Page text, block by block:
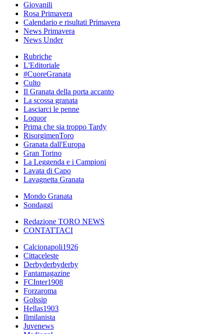
Giovanili
Rosa Primavera
Calendario e risultati Primavera
News Primavera
News Under
Rubriche
L'Editoriale
#CuoreGranata
Culto
Il Granata della porta accanto
La scossa granata
Lasciarci le penne
Loquor
Prima che sia troppo Tardy
RisorgimenToro
Granata dall'Europa
Gran Torino
La Leggenda e i Campioni
Lavata di Capo
Lavagnetta Granata
Mondo Granata
Sondaggi
Redazione TORO NEWS
CONTATTACI
Calcionapoli1926
Cittaceleste
Derbyderbyderby
Fantamagazine
FCInter1908
Forzaroma
Golssip
Hellas1903
Ilmilanista
Juvenews